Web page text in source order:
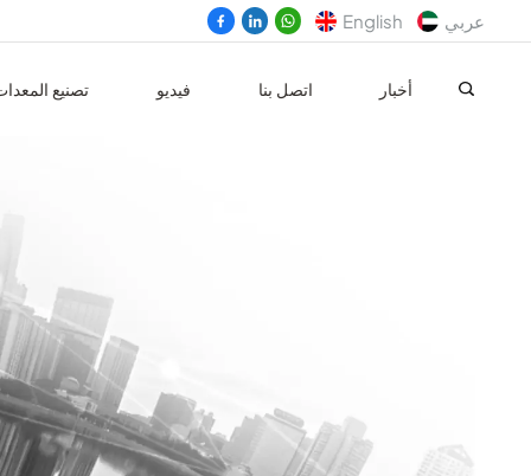
English عربي
تصنيع فيديو اتصل بنا أخبار